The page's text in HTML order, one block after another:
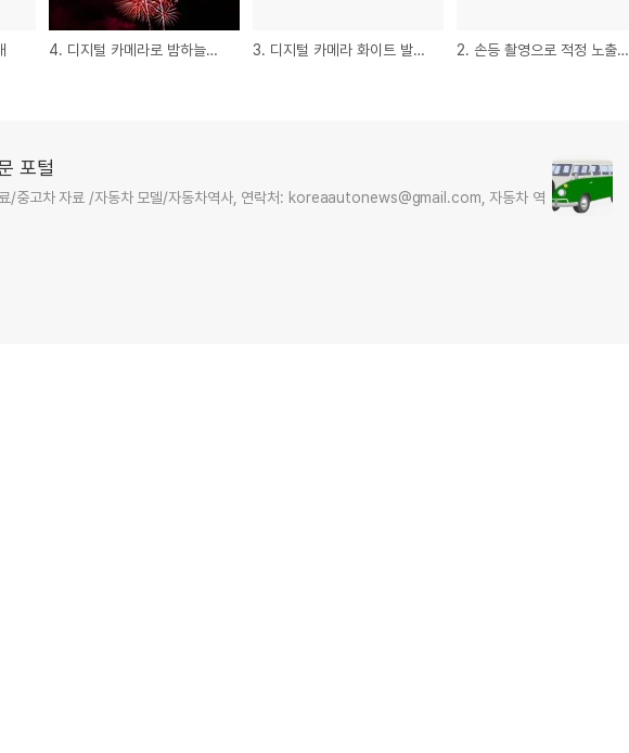
4. 디지털 카메라로 밤하늘의 불꽃 사진 촬영하는 방법 3. 디지털 카메라 화이트 발란스(white Balance) 조정법 2. 손등 촬영으로 적정 노출값을 반영하여 카메라 보정하는 방법?
포털
/중고차 자료 /자동차 모델/자동차역사, 연락처: koreaautonews@gmail.com, 자동차 역